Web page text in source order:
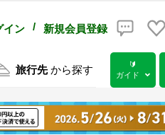
イン / 新規会員登録
旅行先 から探す
🔰
ガイド